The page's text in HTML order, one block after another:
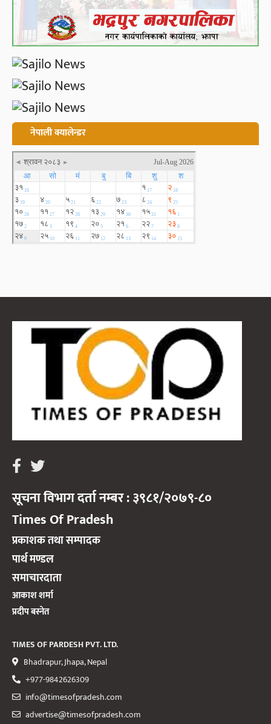
नेपाली क्यालेन्डर
सूचना विभाग दर्ता नम्बर : ३९८१/२०७९-८०
Times Of Pradesh
प्रकाशक तथा सम्पादक
पार्थ मण्डल
समाचारदाता
आकाश शर्मा
प्रदीप बस्नेत
TIMES OF PARDESH PVT. LTD.
Bhadrapur, Jhapa, Nepal
+977-9842626309
info@timesofpradesh.com
advertise@timesofpradesh.com